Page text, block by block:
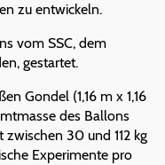
zu entwickeln.
vom SSC, dem
gestartet.
Gondel (1,16 m x 1,16
des Ballons
30 und 112 kg
Experimente pro